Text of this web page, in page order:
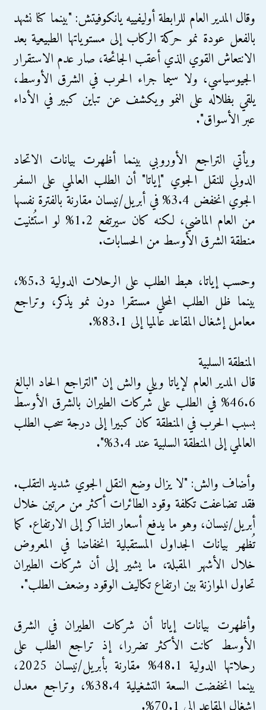
وقال المدير العام للرابطة أوليفييه يانكوفيتش: "بينما كنا نشهد
بالفعل عودة نمو حركة الركاب إلى مستوياتها الطبيعية بعد
الانتعاش القوي الذي أعقب الجائحة، صار عدم الاستقرار
الجيوسياسي، ولا سيما جراء الحرب في الشرق الأوسط،
يلقي بظلاله على النمو ويكشف عن تباين كبير في الأداء
عبر الأسواق".
ويأتي التراجع الأوروبي بينما أظهرت بيانات الاتحاد
الدولي للنقل الجوي "إياتا" أن الطلب العالمي على السفر
الجوي انخفض 3.4% في أبريل/نيسان مقارنة بالفترة نفسها
من العام الماضي، لكنه كان سيرتفع 1.2% لو استُثنيت
منطقة الشرق الأوسط من الحسابات.
وحسب إياتا، هبط الطلب على الرحلات الدولية 5.3%،
بينما ظل الطلب المحلي مستقرا دون نمو يذكر، وتراجع
معامل إشغال المقاعد عالميا إلى 83.1%.
المنطقة السلبية
قال المدير العام لإياتا ويلي والش إن "التراجع الحاد البالغ
46.6% في الطلب على شركات الطيران بالشرق الأوسط
بسبب الحرب في المنطقة كان كبيرا إلى درجة سحب الطلب
العالمي إلى المنطقة السلبية عند 3.4%".
وأضاف والش: "لا يزال وضع النقل الجوي شديد التقلب.
فقد تضاعفت تكلفة وقود الطائرات أكثر من مرتين خلال
أبريل/نيسان، وهو ما يدفع أسعار التذاكر إلى الارتفاع. كما
تُظهر بيانات الجداول المستقبلية انخفاضا في المعروض
خلال الأشهر المقبلة، ما يشير إلى أن شركات الطيران
تحاول الموازنة بين ارتفاع تكاليف الوقود وضعف الطلب".
وأظهرت بيانات إياتا أن شركات الطيران في الشرق
الأوسط كانت الأكثر تضررا، إذ تراجع الطلب على
رحلاتها الدولية 48.1% مقارنة بأبريل/نيسان 2025،
بينما انخفضت السعة التشغيلية 38.4%، وتراجع معدل